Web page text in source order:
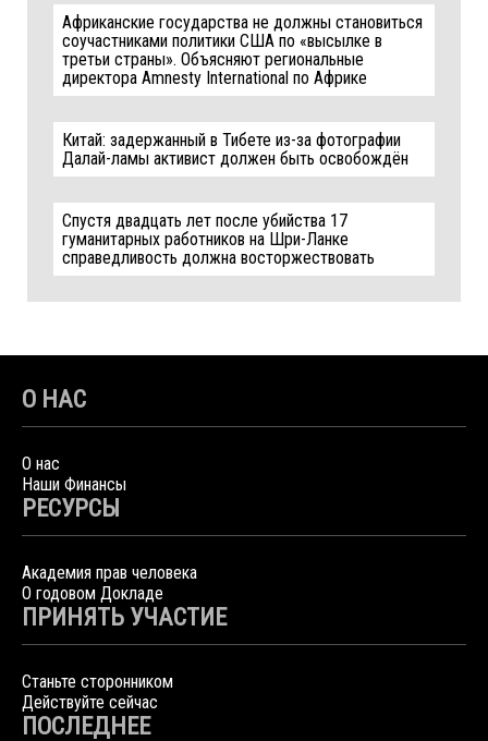
Африканские государства не должны становиться
соучастниками политики США по «высылке в
третьи страны». Объясняют региональные
директора Amnesty International по Африке
Китай: задержанный в Тибете из-за фотографии
Далай-ламы активист должен быть освобождён
Спустя двадцать лет после убийства 17
гуманитарных работников на Шри-Ланке
справедливость должна восторжествовать
О НАС
О нас
Наши Финансы
РЕСУРСЫ
Академия прав человека
О годовом Докладе
ПРИНЯТЬ УЧАСТИЕ
Станьте сторонником
Действуйте сейчас
ПОСЛЕДНЕЕ